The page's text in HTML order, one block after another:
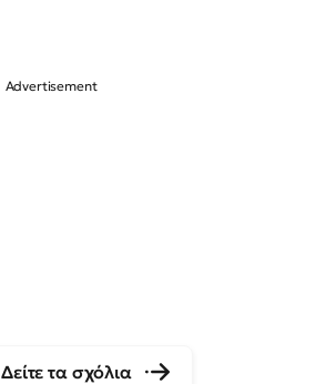
Δείτε τα σχόλια